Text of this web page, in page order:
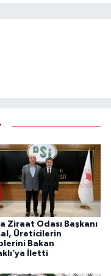
Ziraat Odası Başkanı
Üreticilerin
Bakan
İletti